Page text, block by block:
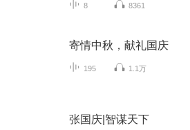
8 8361
寄情中秋，献礼国庆
195 1.1万
张国庆|智谋天下